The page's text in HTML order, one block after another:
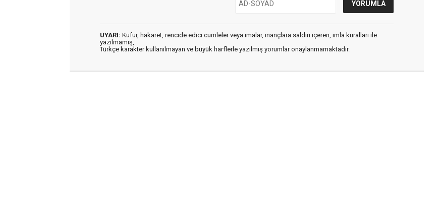
UYARI: Küfür, hakaret, rencide edici cümleler veya imalar, inançlara saldırı içeren, imla kuralları ile
yazılmamış,
Türkçe karakter kullanılmayan ve büyük harflerle yazılmış yorumlar onaylanmamaktadır.